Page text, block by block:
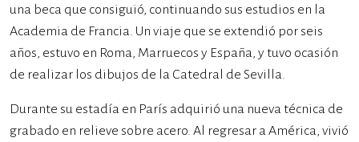
una beca que consiguió, continuando sus estudios en la
Academia de Francia. Un viaje que se extendió por seis
años, estuvo en Roma, Marruecos y España, y tuvo ocasión
de realizar los dibujos de la Catedral de Sevilla.
Durante su estadía en París adquirió una nueva técnica de
grabado en relieve sobre acero. Al regresar a América, vivió